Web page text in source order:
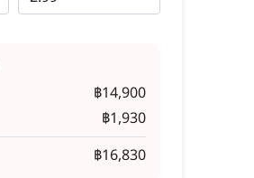
฿14,900
฿1,930
฿16,830